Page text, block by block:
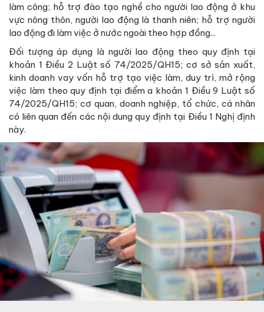
làm công; hỗ trợ đào tạo nghề cho người lao động ở khu
vực nông thôn, người lao động là thanh niên; hỗ trợ người
lao động đi làm việc ở nước ngoài theo hợp đồng...
Đối tượng áp dụng là người lao động theo quy định tại
khoản 1 Điều 2 Luật số 74/2025/QH15; cơ sở sản xuất,
kinh doanh vay vốn hỗ trợ tạo việc làm, duy trì, mở rộng
việc làm theo quy định tại điểm a khoản 1 Điều 9 Luật số
74/2025/QH15; cơ quan, doanh nghiệp, tổ chức, cá nhân
có liên quan đến các nội dung quy định tại Điều 1 Nghị định
này.